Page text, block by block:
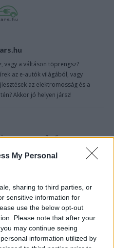
My Personal
sharing to third parties, or
sensitive information for
use the below opt-out
Please note that after your
may continue seeing
information utilized by
vagy a váltáson töprengsz?
az e-autók világából, vagy
az elektromosság és a
Akkor jó helyen jársz!
A SZERZŐTŐL
kijelzőjén
átlépte a 100 ezres
és lekörözte a Changant